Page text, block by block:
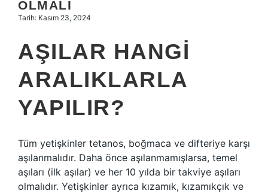
OLMALI
Tarih: Kasım 23, 2024
AŞILAR HANGI
ARALIKLARLA
YAPILIR?
Tüm yetişkinler tetanos, boğmaca ve difteriye karşı
aşılanmalıdır. Daha önce aşılanmamışlarsa, temel
aşıları (ilk aşılar) ve her 10 yılda bir takviye aşıları
olmalıdır. Yetişkinler ayrıca kızamık, kızamıkçık ve